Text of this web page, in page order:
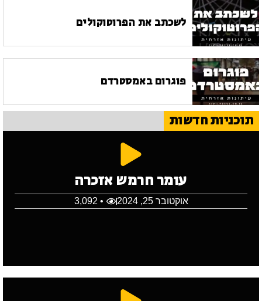
לשכתב את הפרוטוקולים
פוגרום באמסטרדם
תוכניות חדשות
עומר חרמש אזכרה
אוקטובר 25, 2024 • 3,092